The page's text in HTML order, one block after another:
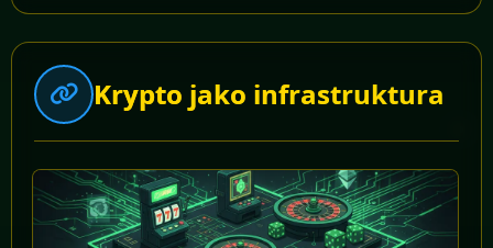
Krypto jako infrastruktura